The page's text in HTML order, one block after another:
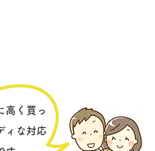
高く買っ
ィな対応